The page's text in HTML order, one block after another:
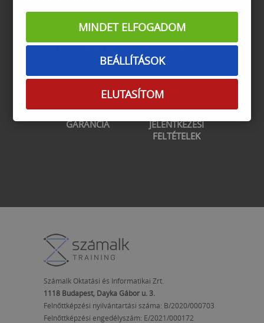
GARANCIA
JELENTKEZÉSI
FELTÉTELEK
Számalk Oktatási és Informatikai Zrt.
1118 Budapest, Dayka Gábor u. 3.
Felnőttképzési nyilvántartási száma: B/2020/000703
Felnőttképzési engedélyszám: E/2021/000172
MINDET ELFOGADOM
BEÁLLÍTÁSOK
ELUTASÍTOM